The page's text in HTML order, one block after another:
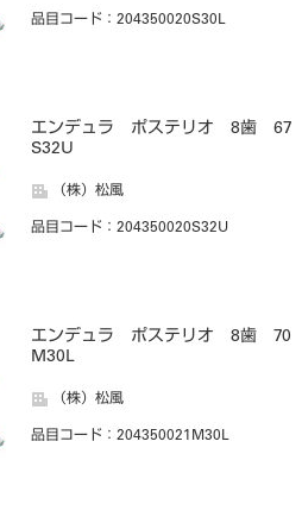
品目コード ：204350020S30L
エンデュラ ポステリオ 8歯 67
S32U
（株）松風
品目コード ：204350020S32U
エンデュラ ポステリオ 8歯 70
M30L
（株）松風
品目コード ：204350021M30L